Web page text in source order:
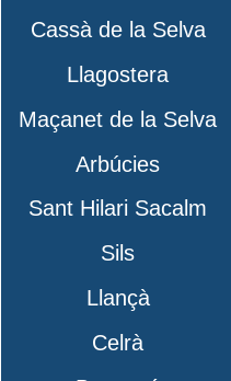
Cassà de la Selva
Llagostera
Maçanet de la Selva
Arbúcies
Sant Hilari Sacalm
Sils
Llançà
Celrà